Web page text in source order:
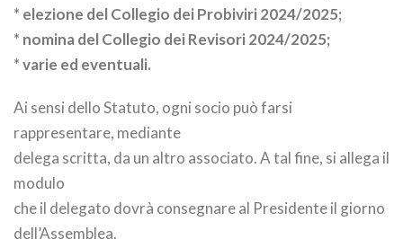
* elezione del Collegio dei Probiviri 2024/2025;
* nomina del Collegio dei Revisori 2024/2025;
* varie ed eventuali.
Ai sensi dello Statuto, ogni socio può farsi
rappresentare, mediante
delega scritta, da un altro associato. A tal fine, si allega il
modulo
che il delegato dovrà consegnare al Presidente il giorno
dell’Assemblea.